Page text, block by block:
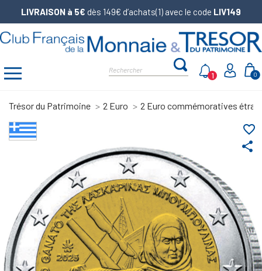
LIVRAISON à 5€ dès 149€ d’achats(1) avec le code LIV149
0
1
Trésor du Patrimoine 2 Euro 2 Euro commémoratives
share
favorite_border